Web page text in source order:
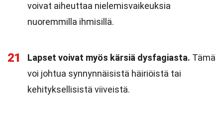
voivat aiheuttaa nielemisvaikeuksia
nuoremmilla ihmisillä.
21 Lapset voivat myös kärsiä dysfagiasta. Tämä
voi johtua synnynnäisistä häiriöistä tai
kehityksellisistä viiveistä.